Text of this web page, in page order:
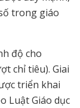
trong giáo
độ cho
chỉ tiêu). Giai
triển khai
Luật Giáo dục